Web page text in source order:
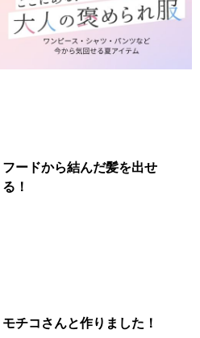
フードから結んだ髪を出せ
る！
モチコさんと作りました！